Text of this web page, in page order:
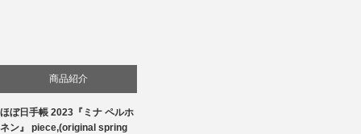
商品紹介
生活
ほぼ日手帳 2023『ミナ ペルホ
ネン』 piece,(original spring